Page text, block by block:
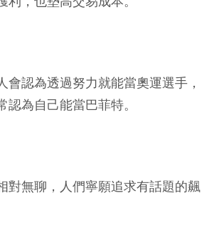
會認為透過努力就能當奧運選手，
為自己能當巴菲特。
對無聊，人們寧願追求有話題的飆